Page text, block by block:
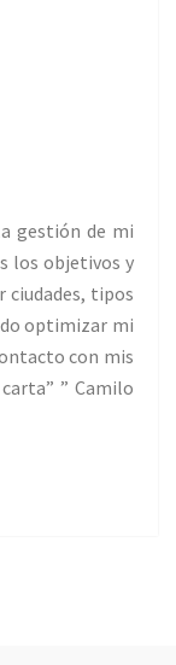
gestión de mi
los objetivos y
ciudades, tipos
optimizar mi
con mis
” Camilo